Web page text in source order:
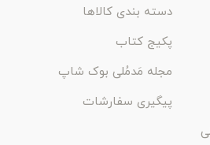
دسته بندی کالاها
پکیج کتاب
مجله مَدمُلی بوک شاپ
پیگیری سفارشات